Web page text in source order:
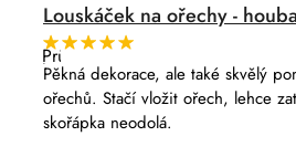
Louskáček na ořechy - houba
Průměrné
hodnocení
produktu
je
5,0
z
Pěkná dekorace, ale také skvělý
ořechů. Stačí vložit ořech, lehce
skořápka neodolá.